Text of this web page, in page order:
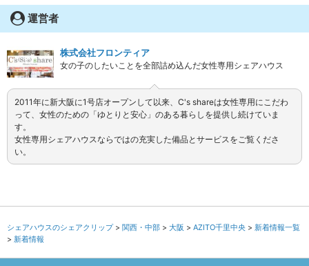
運営者
株式会社フロンティア
女の子のしたいことを全部詰め込んだ女性専用シェアハウス
2011年に新大阪に1号店オープンして以来、C's shareは女性専用にこだわ
って、女性のための「ゆとりと安心」のある暮らしを提供し続けていま
す。
女性専用シェアハウスならではの充実した備品とサービスをご覧くださ
い。
シェアハウスのシェアクリップ 関西・中部 大阪 AZITO千里中央
新着情報一覧
新着情報